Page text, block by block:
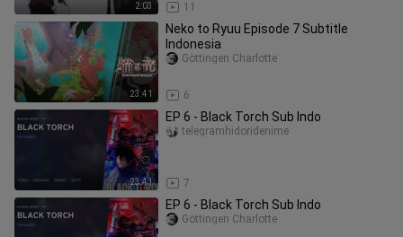
2:03 11
23:41
Neko to Ryuu Episode 7 Subtitle
Indonesia
6
Göttingen Charlotte
23:41
EP 6 - Black Torch Sub Indo
7
telegramhidoridenime
EP 6 - Black Torch Sub Indo
Göttingen Charlotte